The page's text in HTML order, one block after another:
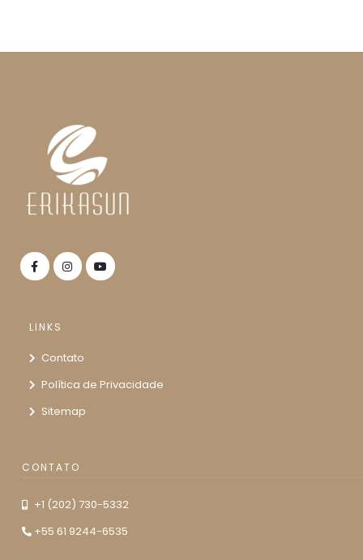
LINKS
Contato
Política de Privacidade
Sitemap
CONTATO
+1 (202) 730-5332
+55 61 9244-6535